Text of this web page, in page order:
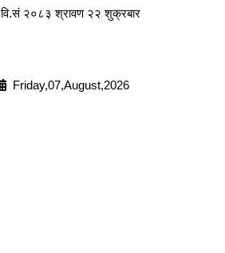
वि.सं २०८३ श्रावण २२ शुक्रबार
Friday,07,August,2026